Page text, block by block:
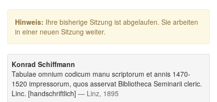
Hinweis: Ihre bisherige Sitzung ist abgelaufen. Sie arbeiten
in einer neuen Sitzung weiter.
Konrad Schiffmann
Tabulae omnium codicum manu scriptorum et annis 1470-
1520 impressorum, quos asservat Bibliotheca Seminarii cleric.
Linc. [handschriftlich] — Linz, 1895